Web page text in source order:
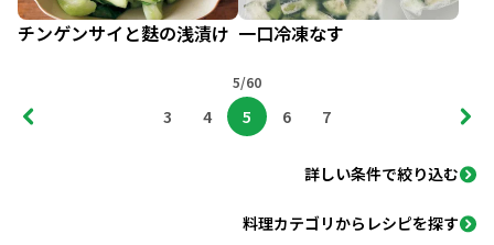
チンゲンサイと麩の浅漬け 一口冷凍なす
5/60
3 4 5 6 7
詳しい条件で絞り込む
料理カテゴリからレシピを探す